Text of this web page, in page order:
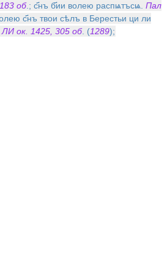
об.; с҃нъ б҃ии волею распѩтъсѩ. Пал
с҃нъ твои сѣлъ в Берестьи ци ли
ЛИ ок. 1425, 305 об. (1289);